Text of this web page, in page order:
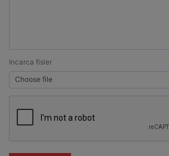
Incarca fisier
Choose file